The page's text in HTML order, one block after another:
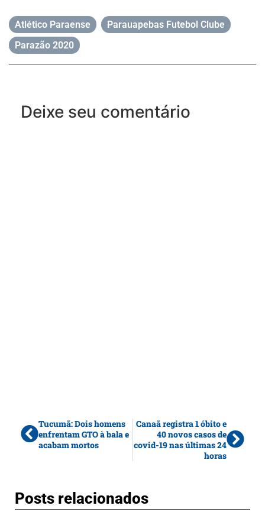
Atlético Paraense Parauapebas Futebol Clube
Parazão 2020
Deixe seu comentário
Tucumã: Dois homens
enfrentam GTO à bala e
acabam mortos
Canaã registra 1 óbito e
40 novos casos de
covid-19 nas últimas 24
horas
Posts relacionados